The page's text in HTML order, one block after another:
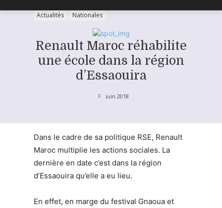
Actualités Nationales
Renault Maroc réhabilite
une école dans la région
d’Essaouira
juin 2018
Dans le cadre de sa politique RSE, Renault
Maroc multiplie les actions sociales. La
dernière en date c’est dans la région
d’Essaouira qu’elle a eu lieu.
En effet, en marge du festival Gnaoua et